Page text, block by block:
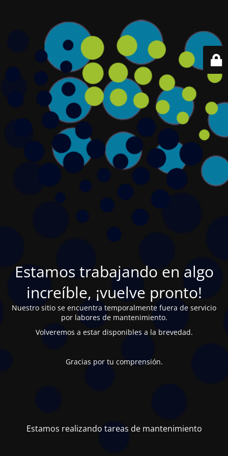
Estamos trabajando en algo
increíble, ¡vuelve pronto!
Nuestro sitio se encuentra temporalmente fuera de servicio
por labores de mantenimiento.
Volveremos a estar disponibles a la brevedad.
Gracias por tu comprensión.
Estamos realizando tareas de mantenimiento